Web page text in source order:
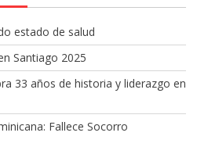
estado de salud
Santiago 2025
33 años de historia y liderazgo en
Fallece Socorro